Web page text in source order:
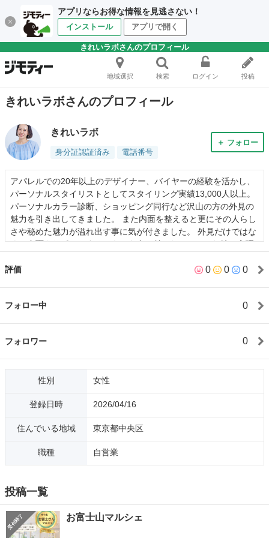
アプリならお得な情報を見逃さない！
インストール アプリで開く
きれいラボさんのプロフィール
地域選択 検索 ログイン 投稿
きれいラボさんのプロフィール
きれいラボ
身分証認証済み 電話番号
＋ フォロー
アパレルでの20年以上のデザイナー、バイヤーの経験を活かし、
パーソナルスタイリストとしてスタイリング実績13,000人以上。
パーソナルカラー診断、ショッピング同行など沢山の方の外見の
魅力を引き出してきました。 また内面を整えると更にその人らし
さや秘めた魅力が溢れ出す事に気が付きました。 外見だけではな
く、内面もサポートするスキルを身に付けたい。そんな時、心理×
ーとの出会いは必然的だったと思います。 メイクセラピーを学び
ビューティーアドバイザーとしての軸となり自信に繋がっていま
に気付き沢山の方に自分らしく輝いて欲しい。何歳からでもいつ
からでも遅くはありません。 一歩踏み出してみませんか？ 「自分
の人生を楽しみたい」 「もっと輝きたい」 「自分を大切にした
い」 「誰かの為に」 どんな想いがありますか？ 私との出会い
が、あなたの想いを叶えるきっかけになればとても嬉しいです。
評価 0 0 0
フォロー中 0
フォロワー 0
性別 女性
登録日時 2026/04/16
住んでいる地域 東京都中央区
職種 自営業
投稿一覧
お富士山マルシェ